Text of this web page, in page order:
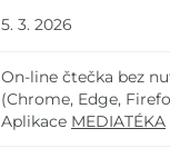
5. 3. 2026
On-line čtečka bez
(Chrome, Edge,
Aplikace MEDIATÉKA